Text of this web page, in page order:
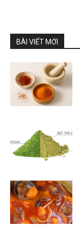
BÀI VIẾT MỚI